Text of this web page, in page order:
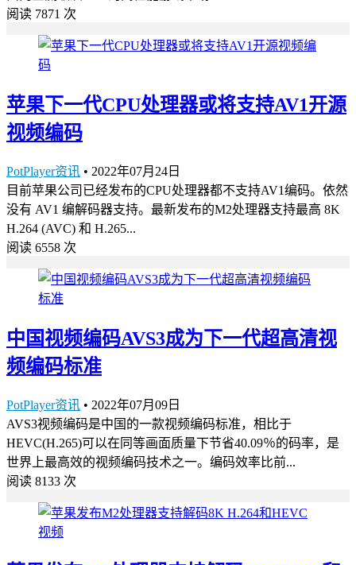
阅读 7871 次
苹果下一代CPU处理器或将支持AV1开源
视频编码
PotPlayer资讯 • 2022年07月24日
目前苹果公司已经发布的CPU处理器都不支持AV1编码。依然
没有 AV1 编解码器支持。最新发布的M2处理器支持最高 8K
H.264 (AVC) 和 H.265...
阅读 6558 次
中国视频编码AVS3成为下一代超高清视
频编码标准
PotPlayer资讯 • 2022年07月09日
AVS3视频编码是中国的一款视频编码标准，相比于
HEVC(H.265)可以在同等画面质量下节省40.09％的码率，是
世界上最高效的视频编码技术之一。编码效率比前...
阅读 8133 次